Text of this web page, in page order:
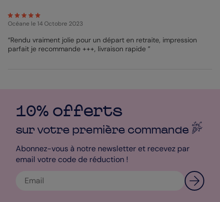
Océane le 14 Octobre 2023
“Rendu vraiment jolie pour un départ en retraite, impression
parfait je recommande +++, livraison rapide ”
10% offerts
sur votre première commande
Abonnez-vous à notre newsletter et recevez par
email votre code de réduction !